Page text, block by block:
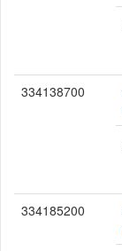
334138700
334185200